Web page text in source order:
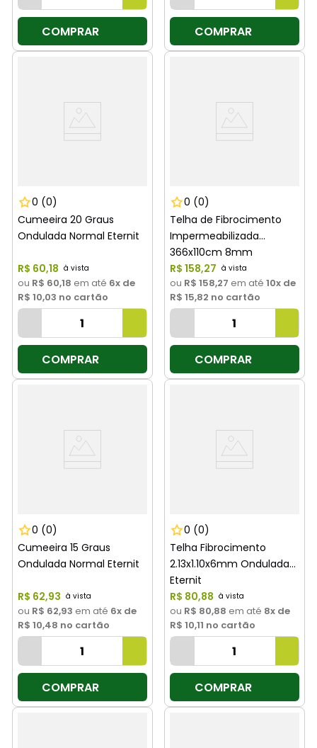
COMPRAR COMPRAR
0 (0)
Cumeeira 20 Graus
Ondulada Normal Eternit
R$ 60,18
ou R$ 60,18 em até 6x de
R$ 10,03 no cartão
COMPRAR
0 (0)
Telha de Fibrocimento
Impermeabilizada
366x110cm 8mm
Ondulada Eternit
R$ 158,27
ou R$ 158,27 em até 10x de
R$ 15,82 no cartão
COMPRAR
0 (0)
Cumeeira 15 Graus
Ondulada Normal Eternit
R$ 62,93
ou R$ 62,93 em até 6x de
R$ 10,48 no cartão
COMPRAR
0 (0)
Telha Fibrocimento
2.13x1.10x6mm Ondulada
Eternit
R$ 80,88
ou R$ 80,88 em até 8x de
R$ 10,11 no cartão
COMPRAR